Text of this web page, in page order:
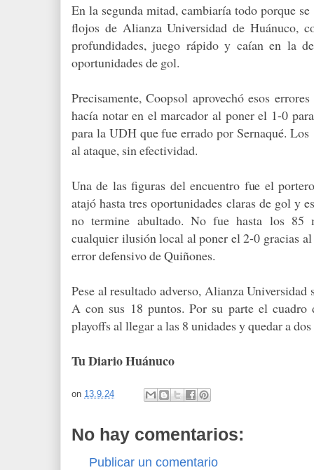
En la segunda mitad, cambiaría todo porque
flojos de Alianza Universidad de Huánuco,
profundidades, juego rápido y caían en la
oportunidades de gol.
Precisamente, Coopsol aprovechó esos
hacía notar en el marcador al poner el 1-0
para la UDH que fue errado por Sernaqué. Los
al ataque, sin efectividad.
Una de las figuras del encuentro fue el
atajó hasta tres oportunidades claras de gol y
no termine abultado. No fue hasta los 85
cualquier ilusión local al poner el 2-0 gracias
error defensivo de Quiñones.
Pese al resultado adverso, Alianza
A con sus 18 puntos. Por su parte el cuadro
playoffs al llegar a las 8 unidades y quedar a
Tu Diario Huánuco
on 13.9.24
No hay comentarios:
Publicar un comentario